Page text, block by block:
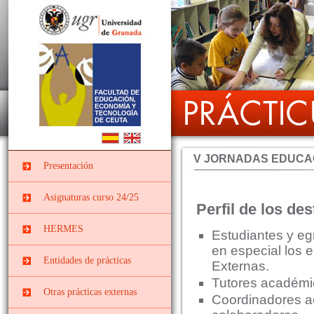
Presentación
Asignaturas curso 24/25
PRÁCTICUM I DEL
GRADO EN
EDUCACIÓN INFANTIL
PII-Grado Ed.Infantil[4º]
PRÁCTICUM I DEL
HERMES
Entidades de prácticas
Instituciones
socieducativas
Otras prácticas externas
V JORNADAS
Perfil de los
Estudiantes y
en especial los
Externas.
Tutores
Coordinadores